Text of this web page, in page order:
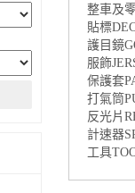
整車及
貼標
護目鏡
服飾
保護套
打氣筒
反光片
計速器
工具